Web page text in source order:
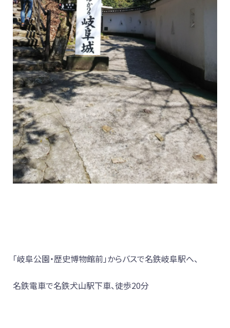
「岐阜公園・歴史博物館前」からバスで名鉄岐阜駅へ、
名鉄電車で名鉄犬山駅下車、徒歩20分